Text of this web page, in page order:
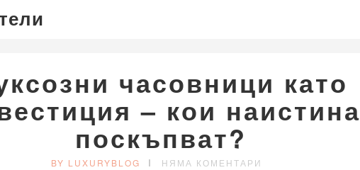
часовници като
– кои наистина
поскъпват?
BY LUXURYBLOG НЯМА КОМЕНТАРИ